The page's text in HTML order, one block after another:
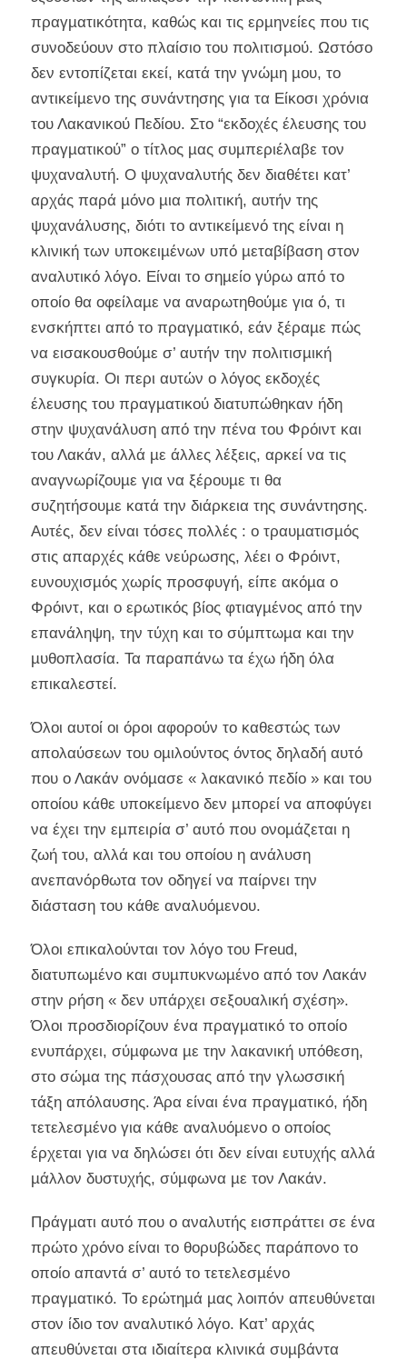
πραγµατικότητα, καθώς και τις ερµηνείες που τις
συνοδεύουν στο πλαίσιο του πολιτισµού. Ωστόσο
δεν εντοπίζεται εκεί, κατά την γνώµη µου, το
αντικείµενο της συνάντησης για τα Είκοσι χρόνια
του Λακανικού Πεδίου. Στο “εκδοχές έλευσης του
πραγµατικού” ο τίτλος µας συµπεριέλαβε τον
ψυχαναλυτή. Ο ψυχαναλυτής δεν διαθέτει κατ’
αρχάς παρά µόνο µια πολιτική, αυτήν της
ψυχανάλυσης, διότι το αντικείµενό της είναι η
κλινική των υποκειµένων υπό µεταβίβαση στον
αναλυτικό λόγο. Είναι το σηµείο γύρω από το
οποίο θα οφείλαµε να αναρωτηθούµε για ό, τι
ενσκήπτει από το πραγµατικό, εάν ξέραµε πώς
να εισακουσθούµε σ’ αυτήν την πολιτισµική
συγκυρία. Οι περι αυτών ο λόγος εκδοχές
έλευσης του πραγµατικού διατυπώθηκαν ήδη
στην ψυχανάλυση από την πένα του Φρόιντ και
του Λακάν, αλλά µε άλλες λέξεις, αρκεί να τις
αναγνωρίζουµε για να ξέρουµε τι θα
συζητήσουµε κατά την διάρκεια της συνάντησης.
Αυτές, δεν είναι τόσες πολλές : ο τραυµατισµός
στις απαρχές κάθε νεύρωσης, λέει ο Φρόιντ,
ευνουχισµός χωρίς προσφυγή, είπε ακόµα ο
Φρόιντ, και ο ερωτικός βίος φτιαγµένος από την
επανάληψη, την τύχη και το σύµπτωµα και την
µυθοπλασία. Τα παραπάνω τα έχω ήδη όλα
επικαλεστεί.
Όλοι αυτοί οι όροι αφορούν το καθεστώς των
απολαύσεων του οµιλούντος όντος δηλαδή αυτό
που ο Λακάν ονόµασε « λακανικό πεδίο » και του
οποίου κάθε υποκείµενο δεν µπορεί να αποφύγει
να έχει την εµπειρία σ’ αυτό που ονοµάζεται η
ζωή του, αλλά και του οποίου η ανάλυση
ανεπανόρθωτα τον οδηγεί να παίρνει την
διάσταση του κάθε αναλυόµενου.
Όλοι επικαλούνται τον λόγο του Freud,
διατυπωµένο και συµπυκνωµένο από τον Λακάν
στην ρήση « δεν υπάρχει σεξουαλική σχέση».
Όλοι προσδιορίζουν ένα πραγµατικό το οποίο
ενυπάρχει, σύµφωνα µε την λακανική υπόθεση,
στο σώµα της πάσχουσας από την γλωσσική
τάξη απόλαυσης. Άρα είναι ένα πραγµατικό, ήδη
τετελεσµένο για κάθε αναλυόµενο ο οποίος
έρχεται για να δηλώσει ότι δεν είναι ευτυχής αλλά
µάλλον δυστυχής, σύµφωνα µε τον Λακάν.
Πράγµατι αυτό που ο αναλυτής εισπράττει σε ένα
πρώτο χρόνο είναι το θορυβώδες παράπονο το
οποίο απαντά σ’ αυτό το τετελεσµένο
πραγµατικό. Το ερώτηµά µας λοιπόν απευθύνεται
στον ίδιο τον αναλυτικό λόγο. Κατ’ αρχάς
απευθύνεται στα ιδιαίτερα κλινικά συµβάντα